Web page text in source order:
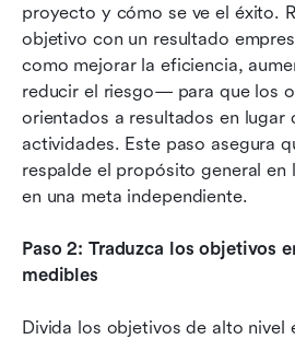
proyecto y cómo se ve el éxito.
objetivo con un resultado
como mejorar la eficiencia,
reducir el riesgo— para que los
orientados a resultados en lugar
actividades. Este paso asegura
respalde el propósito general en
en una meta independiente.
Paso 2: Traduzca los objetivos
medibles
Divida los objetivos de alto nivel